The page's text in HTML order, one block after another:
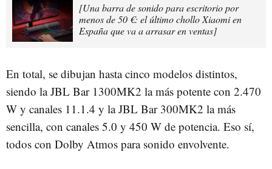
[Una barra de sonido para escritorio por
menos de 50 €: el último chollo Xiaomi en
España que va a arrasar en ventas]
En total, se dibujan hasta cinco modelos distintos,
siendo la JBL Bar 1300MK2 la más potente con 2.470
W y canales 11.1.4 y la JBL Bar 300MK2 la más
sencilla, con canales 5.0 y 450 W de potencia. Eso sí,
todos con Dolby Atmos para sonido envolvente.